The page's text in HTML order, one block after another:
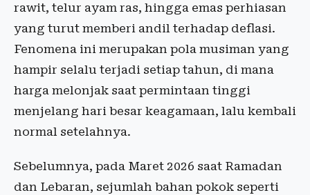
rawit, telur ayam ras, hingga emas perhiasan
yang turut memberi andil terhadap deflasi.
Fenomena ini merupakan pola musiman yang
hampir selalu terjadi setiap tahun, di mana
harga melonjak saat permintaan tinggi
menjelang hari besar keagamaan, lalu kembali
normal setelahnya.
Sebelumnya, pada Maret 2026 saat Ramadan
dan Lebaran, sejumlah bahan pokok seperti